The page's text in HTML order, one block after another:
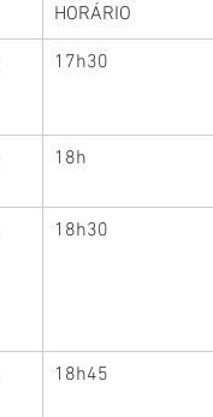
HORÁRIO
17h30
18h
18h30
18h45